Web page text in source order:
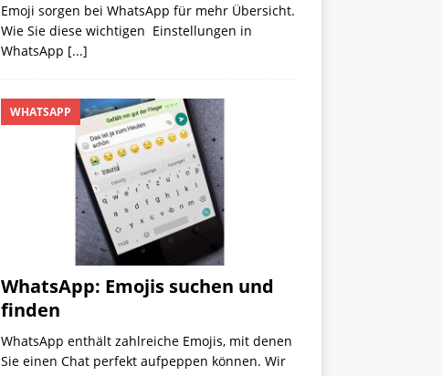
Emoji sorgen bei WhatsApp für mehr Übersicht.
Wie Sie diese wichtigen Einstellungen in
WhatsApp [...]
WhatsApp: Emojis suchen und
finden
WHATSAPP
WhatsApp enthält zahlreiche Emojis, mit denen
Sie einen Chat perfekt aufpeppen können. Wir